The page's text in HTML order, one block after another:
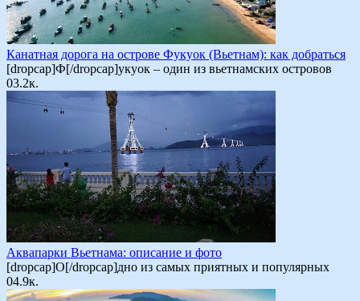
Канатная дорога на острове Фукуок (Вьетнам): как добраться
[dropcap]Ф[/dropcap]укуок – один из вьетнамских островов
03.2к.
Аквапарки Вьетнама: описание и фото
[dropcap]О[/dropcap]дно из самых приятных и популярных
04.9к.